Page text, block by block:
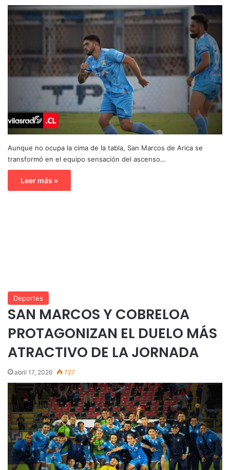
Aunque no ocupa la cima de la tabla, San Marcos de Arica se
transformó en el equipo sensación del ascenso…
Leer más »
Deportes
SAN MARCOS Y COBRELOA
PROTAGONIZAN EL DUELO MÁS
ATRACTIVO DE LA JORNADA
abril 17, 2026 727